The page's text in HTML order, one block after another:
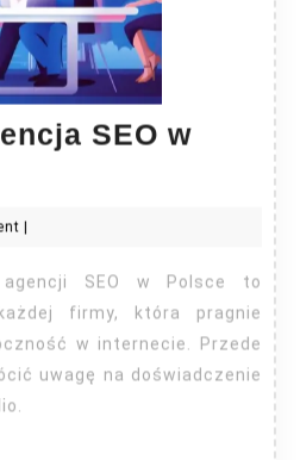
SEO w
firmy, która pragnie
w internecie. Przede
uwagę na doświadczenie